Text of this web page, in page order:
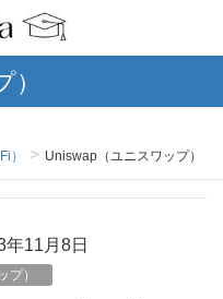
） Uniswap（ユニスワップ）
11月8日
プ）